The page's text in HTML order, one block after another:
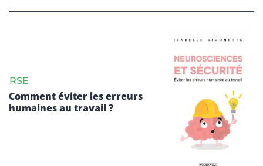
RSE
Comment éviter les erreurs
humaines au travail ?